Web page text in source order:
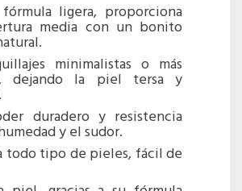
ligera, proporciona
media con un bonito
minimalistas o más
dejando la piel tersa y
duradero y resistencia
y el sudor.
todo tipo de pieles, fácil de